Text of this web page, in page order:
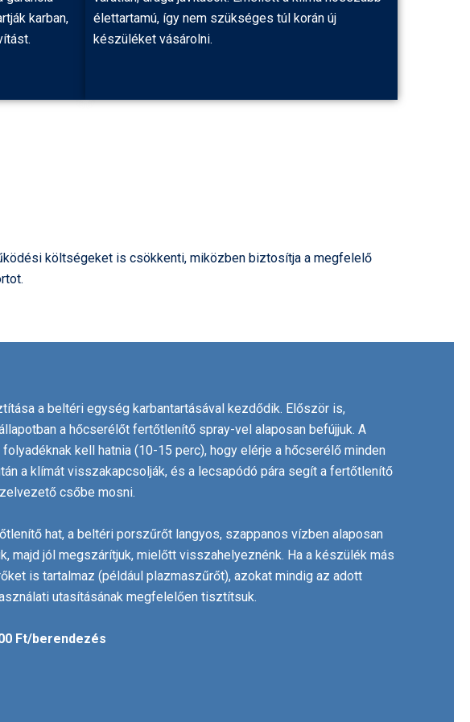
karban,
élettartamú, így nem szükséges túl korán új
készüléket vásárolni.
költségeket is csökkenti, miközben biztosítja a megfelelő
a beltéri egység karbantartásával kezdődik. Először is,
a hőcserélőt fertőtlenítő spray-vel alaposan befújjuk. A
kell hatnia (10-15 perc), hogy elérje a hőcserélő minden
a klímát visszakapcsolják, és a lecsapódó pára segít a fertőtlenítő
csőbe mosni.
hat, a beltéri porszűrőt langyos, szappanos vízben alaposan
majd jól megszárítjuk, mielőtt visszahelyeznénk. Ha a készülék más
is tartalmaz (például plazmaszűrőt), azokat mindig az adott
utasításának megfelelően tisztítsuk.
Ft/berendezés